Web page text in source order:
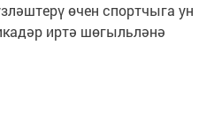
өчен спортчыга ун
иртә шөгыльләнә